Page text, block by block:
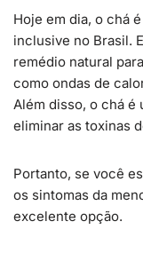
Hoje em dia, o chá
inclusive no Brasil.
remédio natural
como ondas de
Além disso, o chá é
eliminar as toxinas
Portanto, se você
os sintomas da
excelente opção.